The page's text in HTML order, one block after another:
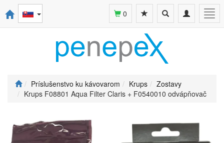
Toggle
navigation
Toggle
search
0
Príslušenstvo ku kávovarom Krups
Zostavy
Krups F08801 Aqua Filter Claris + F0540010 odvápňovač